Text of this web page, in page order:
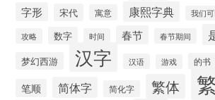
字形 宋代 寓意 康熙字典 我们
攻略 数字 时间 春节 春节期间
梦幻西游 汉字 汉语 游戏 的书
笔顺 简体字 简化字 繁体